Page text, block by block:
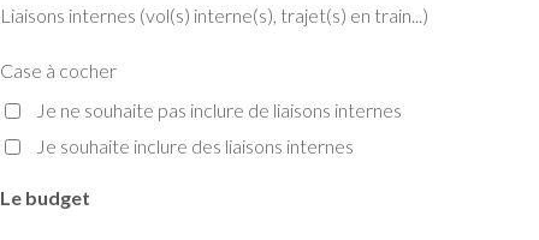
Liaisons internes (vol(s) interne(s), trajet(s) en train...)
Case à cocher
Je ne souhaite pas inclure de liaisons internes
Je souhaite inclure des liaisons internes
Le budget